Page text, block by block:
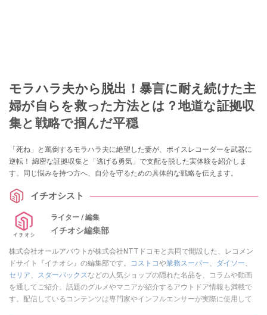
モラハラ夫から脱出！暴言に耐え続けた主
婦が自らを救った方法とは？地道な証拠収
集と戦略で掴んだ平穏
「死ね」と罵倒するモラハラ夫に絶望した妻が、ボイスレコーダーを武器に
逆転！ 綿密な証拠収集と「逃げる勇気」で支配を脱した実体験を紹介しま
す。同じ悩みを持つ方へ、自分を守るための具体的な戦略を伝えます。
イチオシスト
ライター / 編集
イチオシ編集部
株式会社オールアバウトが株式会社NTTドコモと共同で開設した、レコメン
ドサイト『イチオシ』の編集部です。
コストコや業務スーパー、 ダイソー、
セリア、 スターバックスなどの人気ショップの隠れた名品を、コラムや動画
を通してご紹介。話題のグルメやマニアが紹介するアウトドア情報も満載で
す。配信しているコンテンツは専門家やインフルエンサーが実際に使用して